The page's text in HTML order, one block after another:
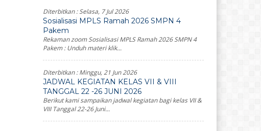
Diterbitkan :Selasa, 7 Jul 2026
Sosialisasi MPLS Ramah 2026 SMPN 4
Pakem
Rekaman zoom Sosialisasi MPLS Ramah 2026 SMPN 4
Pakem : Unduh materi klik...
Diterbitkan :Minggu, 21 Jun 2026
JADWAL KEGIATAN KELAS VII & VIII
TANGGAL 22 -26 JUNI 2026
Berikut kami sampaikan jadwal kegiatan bagi kelas VII &
VIII Tanggal 22-26 Juni...